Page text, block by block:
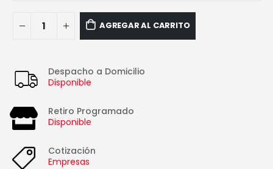
AGREGAR AL CARRITO
Despacho a Domicilio
Disponible
Retiro Programado
Disponible
Cotización
Empresas